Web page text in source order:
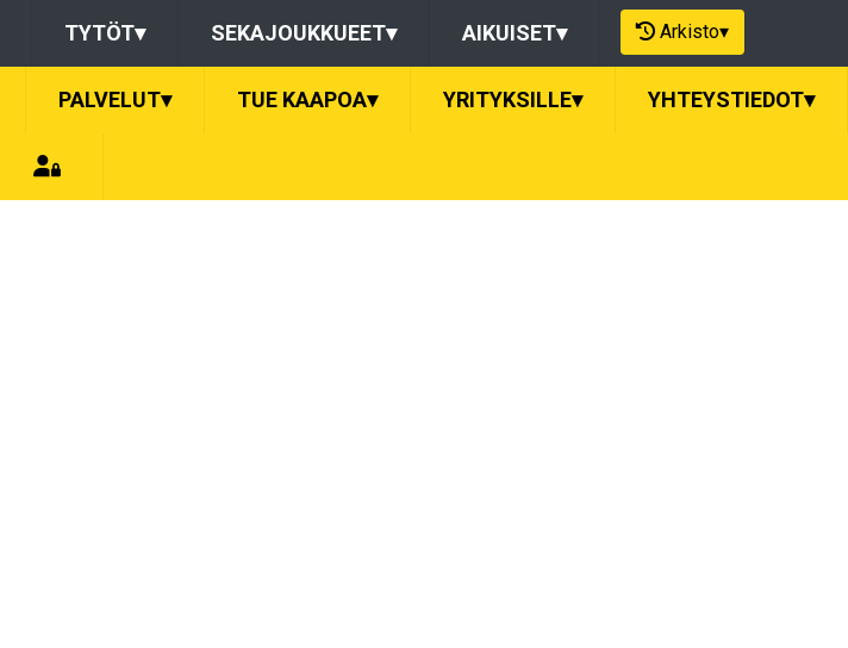
TYTÖT▾ SEKAJOUKKUEET▾ AIKUISET▾ Arkisto▾
PALVELUT▾ TUE KAAPOA▾ YRITYKSILLE▾ YHTEYSTIEDOT▾